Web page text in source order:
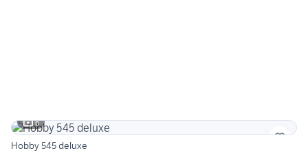
6
Hobby 545 deluxe